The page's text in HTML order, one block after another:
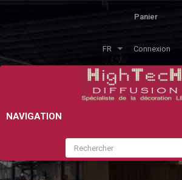
Panier
FR Connexion
NAVIGATION